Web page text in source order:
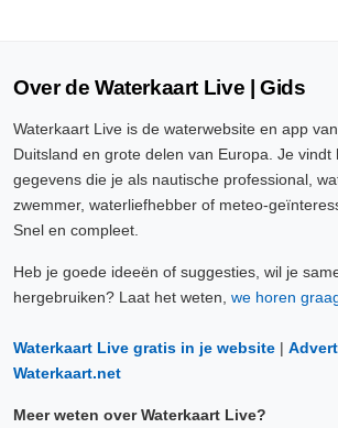
Over de Waterkaart Live | Gids
Waterkaart Live is de waterwebsite en app
Duitsland en grote delen van Europa. Je vindt
gegevens die je als nautische professional,
zwemmer, waterliefhebber of meteo-
Snel en compleet.
Heb je goede ideeën of suggesties, wil je
hergebruiken? Laat het weten, we horen
Waterkaart Live gratis in je website |
Waterkaart.net
Meer weten over Waterkaart Live?